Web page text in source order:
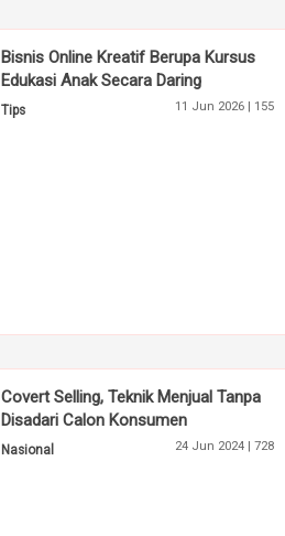
Bisnis Online Kreatif Berupa Kursus
Edukasi Anak Secara Daring
Tips 11 Jun 2026 | 155
Covert Selling, Teknik Menjual Tanpa
Disadari Calon Konsumen
Nasional 24 Jun 2024 | 728